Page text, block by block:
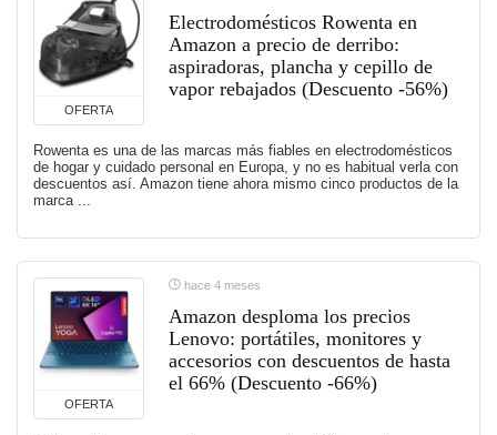
OFERTA
Electrodomésticos Rowenta en
Amazon a precio de derribo:
aspiradoras, plancha y cepillo de
vapor rebajados (Descuento -56%)
Rowenta es una de las marcas más fiables en electrodomésticos
de hogar y cuidado personal en Europa, y no es habitual verla con
descuentos así. Amazon tiene ahora mismo cinco productos de la
marca ...
OFERTA
hace 4 meses
Amazon desploma los precios
Lenovo: portátiles, monitores y
accesorios con descuentos de hasta
el 66% (Descuento -66%)